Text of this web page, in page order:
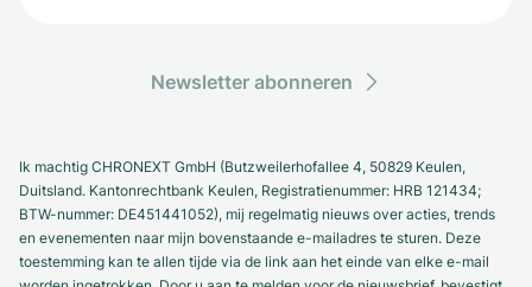
Newsletter abonneren
Ik machtig CHRONEXT GmbH (Butzweilerhofallee 4, 50829 Keulen,
Duitsland. Kantonrechtbank Keulen, Registratienummer: HRB 121434;
BTW-nummer: DE451441052), mij regelmatig nieuws over acties, trends
en evenementen naar mijn bovenstaande e-mailadres te sturen. Deze
toestemming kan te allen tijde via de link aan het einde van elke e-mail